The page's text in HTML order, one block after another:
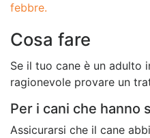
febbre.
Cosa fare
Se il tuo cane è un adulto
ragionevole provare un
Per i cani che hanno
Assicurarsi che il cane